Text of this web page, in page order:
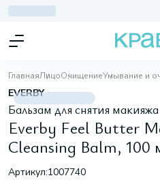
ГлавнаяЛицоОчищениеУмывание и
EVERBY
Бальзам для снятия
Everby Feel Butter
Cleansing Balm, 100
Артикул:1007740